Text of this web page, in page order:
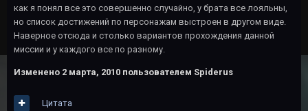
как я понял все это совершенно случайно, у брата все лояльны,
но список достижений по персонажам выстроен в другом виде.
Наверное отсюда и столько вариантов прохождения данной
миссии и у каждого все по разному.
Изменено 2 марта, 2010 пользователем Spiderus
Цитата